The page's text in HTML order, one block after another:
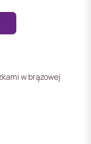
w brązowej